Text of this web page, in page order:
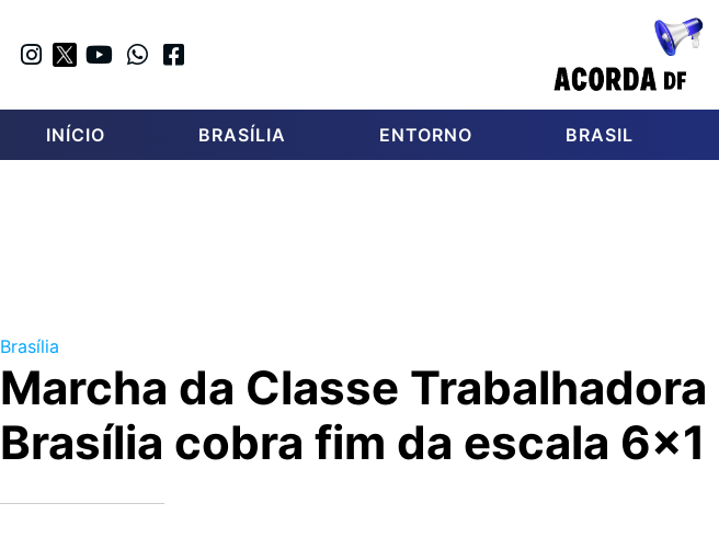
INÍCIO BRASÍLIA ENTORNO BRASIL
Brasília
Marcha da Classe Trabalhadora
Brasília cobra fim da escala 6×1